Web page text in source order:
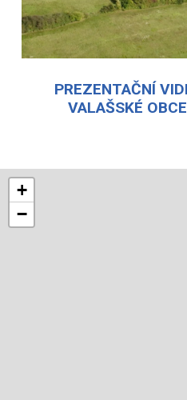
PREZENTAČNÍ
VALAŠSKÉ
+
−